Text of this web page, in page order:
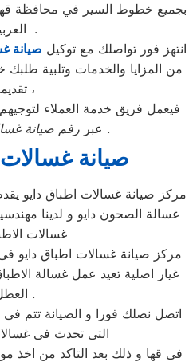
بجميع خطوط السير في محافظة قها
العربية .
انتهز فور تواصلك مع توكيل صيانة
من المزايا والخدمات وتلبية
تقديمه ،
فيعمل فريق خدمة العملاء
عبر رقم صيانة الموحد .
صيانة
مركز صيانة غسالات اطباق دايو
غسالة الصحون دايو و لدينا
غسالات
مركز صيانة غسالات اطباق دايو
غيار اصلية تعيد عمل غسالة
العطل .
التى تحدث فى
فى قها و ذلك بعد التاكد من اخذ